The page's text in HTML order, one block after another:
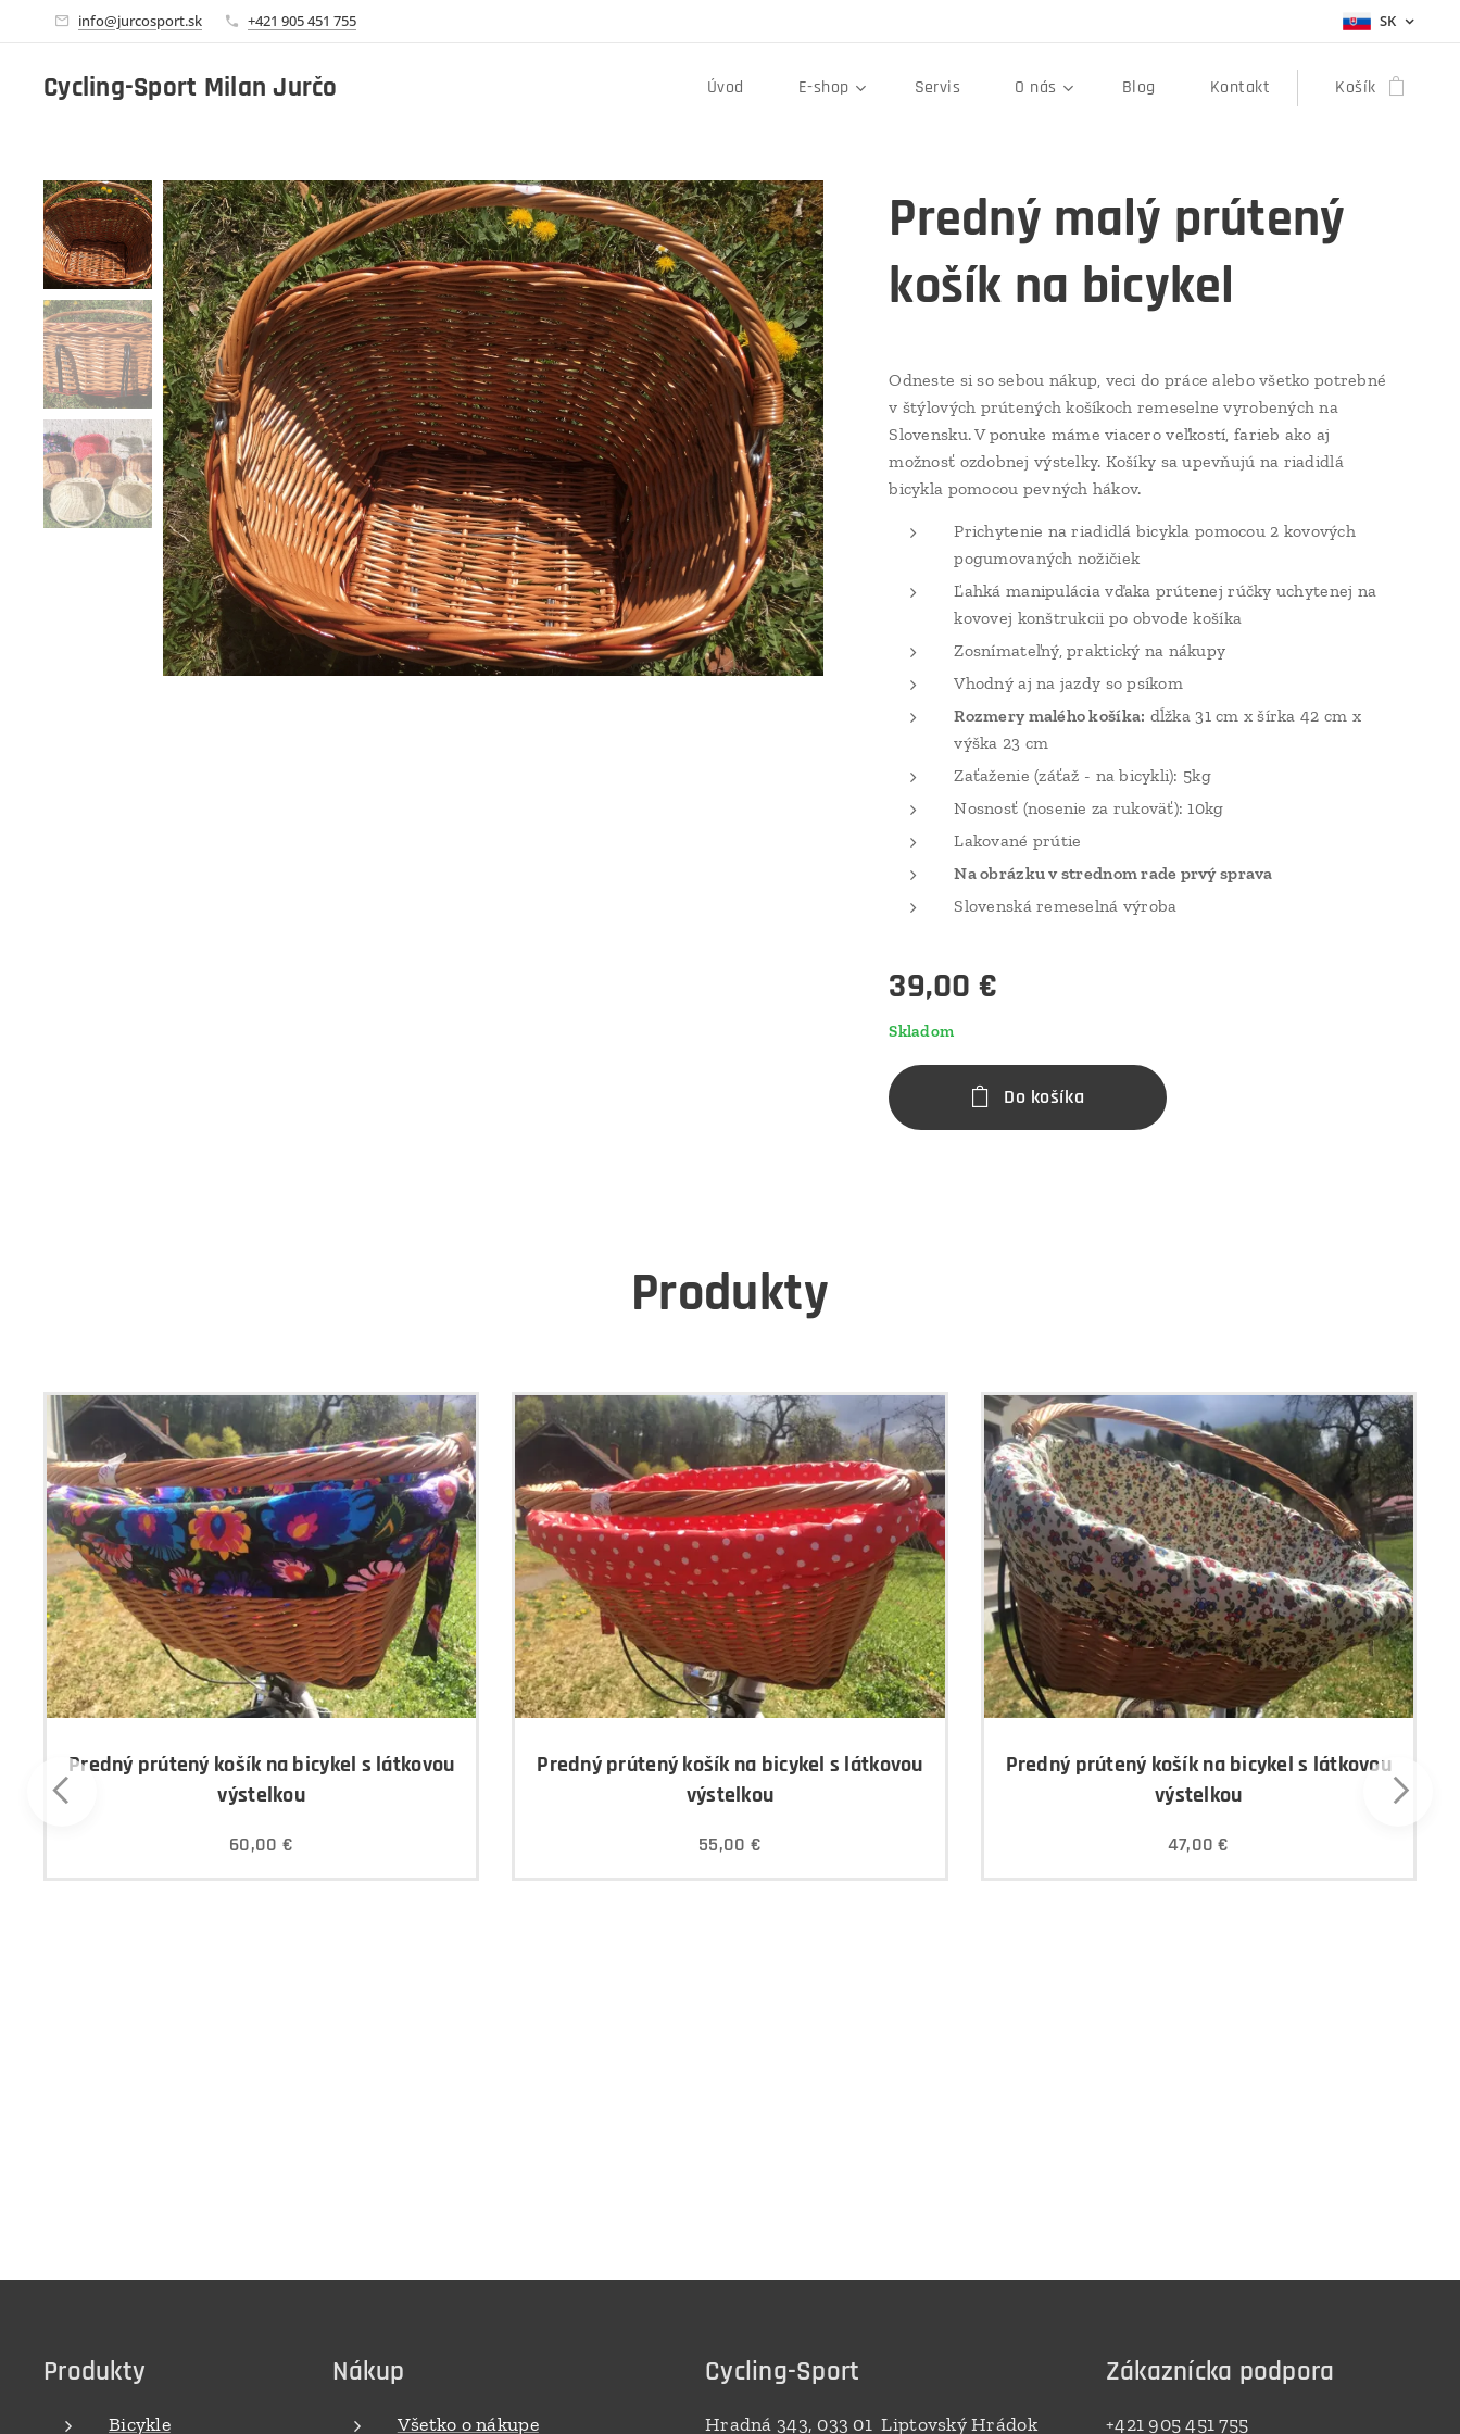
info@jurcosport.sk +421 905 451 755 SK
Cycling-Sport Milan Jurčo Úvod E-shop Servis O nás Blog Kontakt Košík
Predný malý prútený
košík na bicykel
Odneste si so sebou nákup, veci do práce alebo všetko potrebné
v štýlových prútených košíkoch remeselne vyrobených na
Slovensku. V ponuke máme viacero veľkostí, farieb ako aj
možnosť ozdobnej výstelky. Košíky sa upevňujú na riadidlá
bicykla pomocou pevných hákov.
Prichytenie na riadidlá bicykla pomocou 2 kovových
pogumovaných nožičiek
Ľahká manipulácia vďaka prútenej rúčky uchytenej na
kovovej konštrukcii po obvode košíka
Zosnímateľný, praktický na nákupy
Vhodný aj na jazdy so psíkom
Rozmery malého košíka: dĺžka 31 cm x šírka 42 cm x
výška 23 cm
Zaťaženie (záťaž - na bicykli): 5kg
Nosnosť (nosenie za rukoväť): 10kg
Lakované prútie
Na obrázku v strednom rade prvý sprava
Slovenská remeselná výroba
39,00 €
Skladom
Do košíka
Produkty
Predný prútený košík na bicykel s látkovou
výstelkou
60,00 €
Predný prútený košík na bicykel s látkovou
výstelkou
55,00 €
Predný prútený košík na bicykel s látkovou
výstelkou
47,00 €
Produkty
Bicykle
Nákup
Všetko o nákupe
Cycling-Sport
Hradná 343, 033 01 Liptovský Hrádok
Zákaznícka podpora
+421 905 451 755